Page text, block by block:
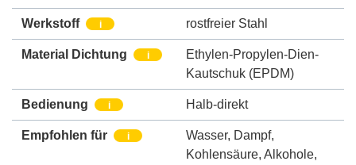
Werkstoff i rostfreier Stahl
Material Dichtung i
Ethylen-Propylen-Dien-
Kautschuk (EPDM)
Bedienung i Halb-direkt
Empfohlen für i Wasser, Dampf,
Kohlensäure, Alkohole,